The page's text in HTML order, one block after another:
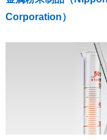
Corporation）